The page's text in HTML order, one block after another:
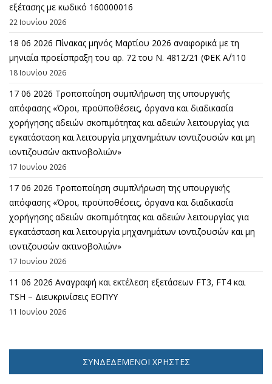
εξέτασης με κωδικό 160000016
22 Ιουνίου 2026
18 06 2026 Πίνακας μηνός Μαρτίου 2026 αναφορικά με τη
μηνιαία προείσπραξη του αρ. 72 του Ν. 4812/21 (ΦΕΚ Α΄/110
18 Ιουνίου 2026
17 06 2026 Τροποποίηση συμπλήρωση της υπουργικής
απόφασης «Όροι, προϋποθέσεις, όργανα και διαδικασία
χορήγησης αδειών σκοπιμότητας και αδειών λειτουργίας για
εγκατάσταση και λειτουργία μηχανημάτων ιοντιζουσών και μη
ιοντιζουσών ακτινοβολιών»
17 Ιουνίου 2026
17 06 2026 Τροποποίηση συμπλήρωση της υπουργικής
απόφασης «Όροι, προϋποθέσεις, όργανα και διαδικασία
χορήγησης αδειών σκοπιμότητας και αδειών λειτουργίας για
εγκατάσταση και λειτουργία μηχανημάτων ιοντιζουσών και μη
ιοντιζουσών ακτινοβολιών»
17 Ιουνίου 2026
11 06 2026 Αναγραφή και εκτέλεση εξετάσεων FT3, FT4 και
TSH – Διευκρινίσεις ΕΟΠΥΥ
11 Ιουνίου 2026
ΣΥΝΔΕΔΕΜΈΝΟΙ ΧΡΉΣΤΕΣ